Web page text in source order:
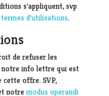
s'appliquent, svp
termes d'utilisations.
de refuser les
info lettre qui est
cette offre. SVP,
notre modus operandi